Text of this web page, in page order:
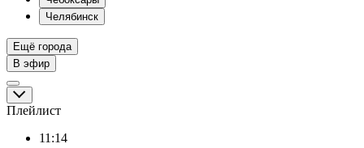
Челябинск
Ещё города
В эфир
Плейлист
11:14